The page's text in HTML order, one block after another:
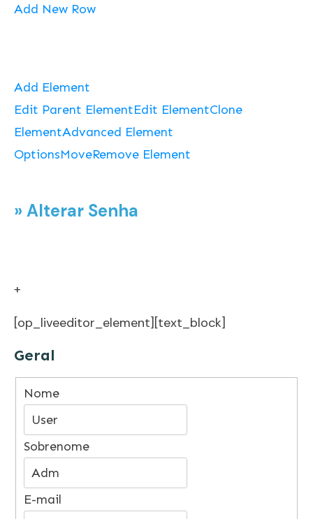
Add New Row
Add Element
Edit Parent ElementEdit ElementClone
ElementAdvanced Element
OptionsMoveRemove Element
» Alterar Senha
+
[op_liveeditor_element][text_block]
Geral
Nome
Sobrenome
E-mail